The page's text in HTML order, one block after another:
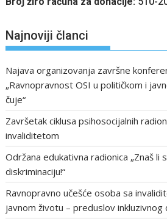
Najnoviji članci
Najava organizovanja završne
„Ravnopravnost OSI u političkom i
čuje“
Završetak ciklusa psihosocijalnih
invaliditetom
Održana edukativna radionica „Znaš li
diskriminaciju!“
Ravnopravno učešće osoba sa
javnom životu – preduslov inkluzivnog